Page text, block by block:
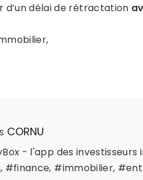
d’un délai de rétractation
CORNU
- l'app des
#finance, #immobilier,